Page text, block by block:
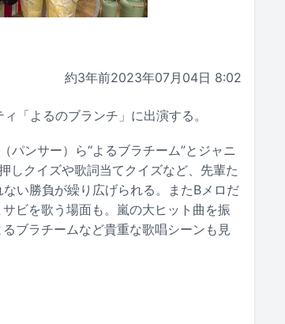
約3年前2023年07月04日 8:02
「よるのブランチ」に出演する。
ンサー）ら“よるブラチーム”とジャニ
しクイズや歌詞当てクイズなど、先輩た
い勝負が繰り広げられる。またBメロだ
ビを歌う場面も。嵐の大ヒット曲を振
ブラチームなど貴重な歌唱シーンも見